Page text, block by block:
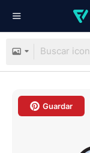
Guardar